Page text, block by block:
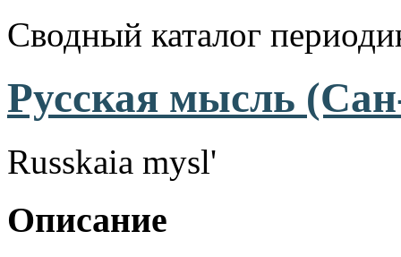
Сводный каталог
Русская мысль
Russkaia mysl'
Описание